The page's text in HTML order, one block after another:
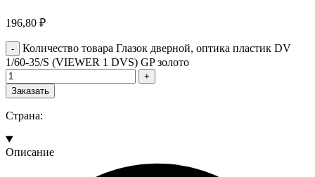
196,80 ₽
Количество товара Глазок дверной, оптика пластик DV
1/60-35/S (VIEWER 1 DVS) GP золото
Заказать
Страна:
Описание